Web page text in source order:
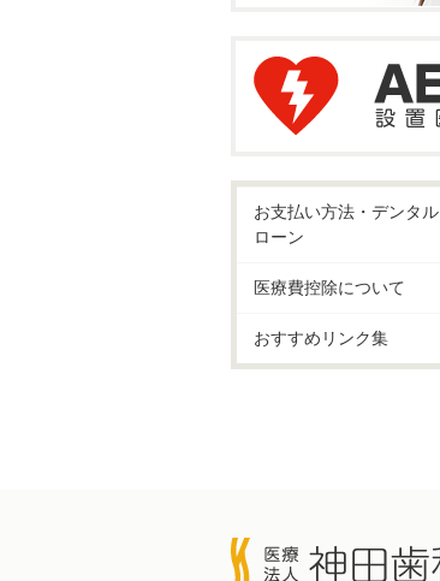
お支払い方法・デンタル
ローン
医療費控除について
おすすめリンク集